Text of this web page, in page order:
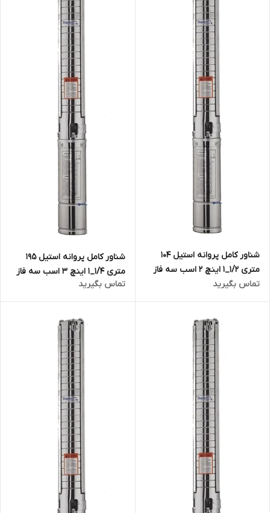
شناور کامل پروانه استیل ۱۰۴
متری ۱/۲_۱ اینچ ۲ اسب سه فاز
مدل 4SP5/17 | الکترو پمپ
تماس بگیرید
شناور کامل پروانه استیل ۱۹۵
متری ۱/۴_۱ اینچ ۳ اسب سه فاز
مدل 4SP3/33 | الکترو پمپ
شناور تمام استیل ۱.۲۵ اینچ ۳ فاز
تماس بگیرید